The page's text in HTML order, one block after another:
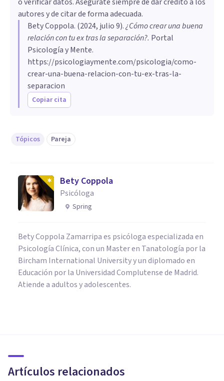
autores y de citar de forma adecuada.
Bety Coppola. (2024, julio 9).¿Cómo crear una buena
relación con tu ex tras la separación?. Portal
Psicología y Mente.
https://psicologiaymente.com/psicologia/como-
crear-una-buena-relacion-con-tu-ex-tras-la-
separacion
Copiar cita
Tópicos Pareja
Bety Coppola
Psicóloga
Spring
Bety Coppola Zamarripa es psicóloga especializada en
Psicología Clínica, con un Master en Tanatología por la
Bircham International University y un diplomado en
Educación por la Universidad Complutense de Madrid.
Atiende a adultos y adolescentes.
Artículos relacionados
Educación en el siglo XXI